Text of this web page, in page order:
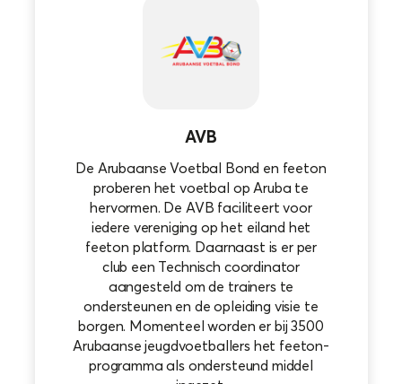
AVB
De Arubaanse Voetbal Bond en feeton
proberen het voetbal op Aruba te
hervormen. De AVB faciliteert voor
iedere vereniging op het eiland het
feeton platform. Daarnaast is er per
club een Technisch coordinator
aangesteld om de trainers te
ondersteunen en de opleiding visie te
borgen. Momenteel worden er bij 3500
Arubaanse jeugdvoetballers het feeton-
programma als ondersteund middel